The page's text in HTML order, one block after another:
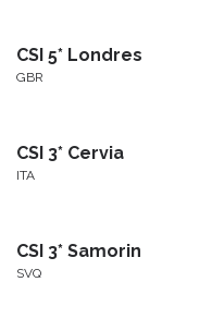
CSI 5* Londres
GBR
CSI 3* Cervia
ITA
CSI 3* Samorin
SVQ